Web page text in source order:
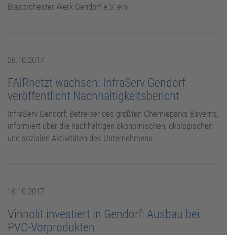
Blasorchester Werk Gendorf e.V. ein.
26.10.2017
FAIRnetzt wachsen: InfraServ Gendorf
veröffentlicht Nachhaltigkeitsbericht
InfraServ Gendorf, Betreiber des größten Chemieparks Bayerns,
informiert über die nachhaltigen ökonomischen, ökologischen
und sozialen Aktivitäten des Unternehmens.
16.10.2017
Vinnolit investiert in Gendorf: Ausbau bei
PVC-Vorprodukten